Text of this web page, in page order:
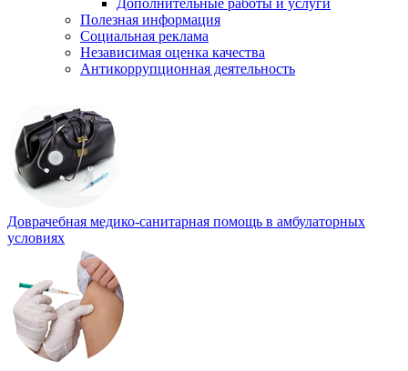
Дополнительные работы и услуги
Полезная информация
Социальная реклама
Независимая оценка качества
Антикоррупционная деятельность
Доврачебная медико-санитарная помощь в амбулаторных
условиях